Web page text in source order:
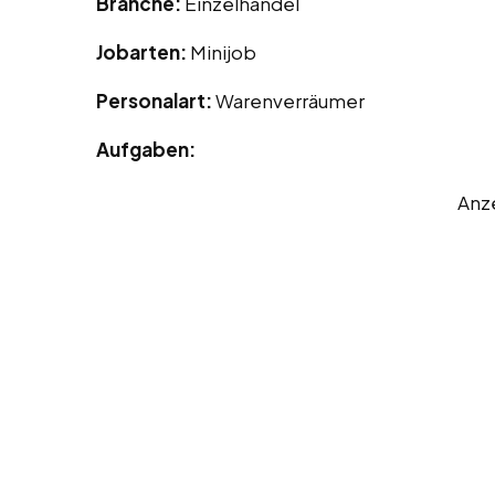
Jobarten: Minijob
Personalart:Warenverräumer
Aufgaben: